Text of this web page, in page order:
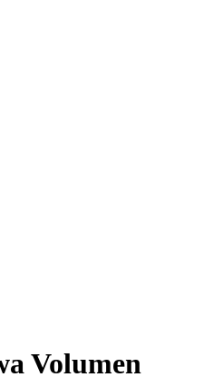
Volumen